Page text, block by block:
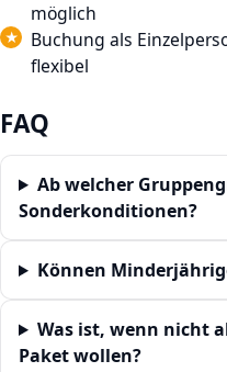
möglich
Buchung als
flexibel
FAQ
Ab welcher
Sonderkonditionen?
Können
Was ist, wenn nicht
Paket wollen?